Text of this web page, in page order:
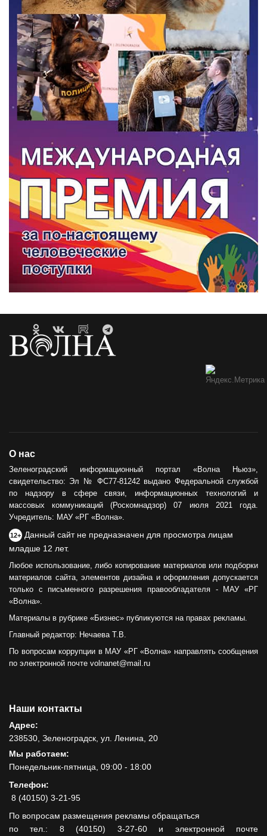
О нас
Зеленоградский информационный портал «Волна Ньюз»,
свидетельство: Эл № ФС77-81242 выдано Федеральной службой
по надзору в сфере связи, информационных технологий и
массовых коммуникаций (Роскомнадзор) 07 июля 2021 года.
Учредитель: МАУ «РГ «Волна».
12+ Данный сайт не предназначен для просмотра лицам
младше 12 лет.
Любое использование, либо копирование материалов или подборки
материалов сайта, элементов дизайна и оформления допускается
только с письменного разрешения правообладателя - МАУ «РГ
«Волна».
Материалы в рубрике «Бизнес» публикуются на правах рекламы.
Главный редактор: Нечаева Т.В.
По вопросам коррупции в МАУ «РГ «Волна» направлять сообщения
по электронной почте volnanet@mail.ru
Наши контакты
Адрес:
238530, Зеленоградск, ул. Ленина, 20
Мы работаем:
Понедельник-пятница, 09:00 - 18:00
Телефон:
8 (40150) 3-21-95
По вопросам размещения рекламы обращаться
по тел.: 8 (40150) 3-27-60 и электронной почте